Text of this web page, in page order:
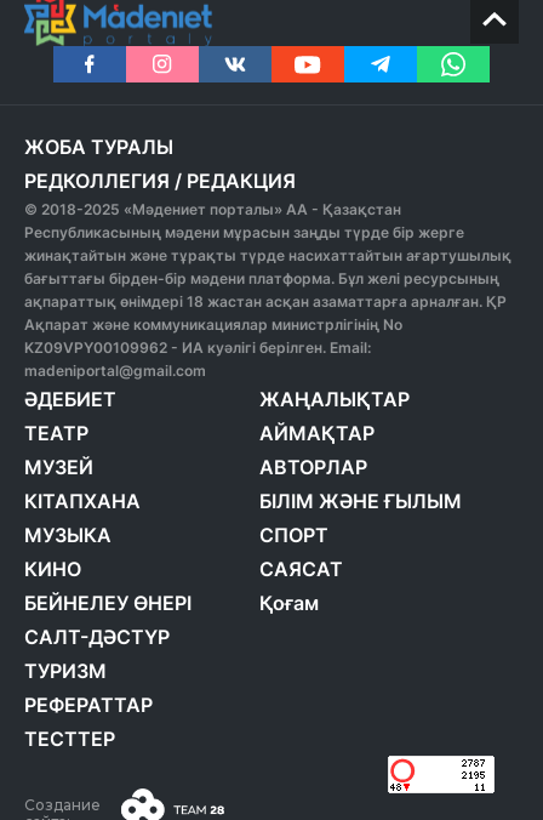
ЖОБА ТУРАЛЫ
РЕДКОЛЛЕГИЯ / РЕДАКЦИЯ
© 2018-2025 «Мәдениет порталы» АА - Қазақстан
Республикасының мәдени мұрасын заңды түрде бір жерге
жинақтайтын және тұрақты түрде насихаттайтын ағартушылық
бағыттағы бірден-бір мәдени платформа. Бұл желі ресурсының
ақпараттық өнімдері 18 жастан асқан азаматтарға арналған. ҚР
Ақпарат және коммуникациялар министрлігінің No
KZ09VPY00109962 - ИА куәлігі берілген. Email:
madeniportal@gmail.com
ӘДЕБИЕТ
ТЕАТР
МУЗЕЙ
КІТАПХАНА
МУЗЫКА
КИНО
БЕЙНЕЛЕУ ӨНЕРІ
САЛТ-ДӘСТҮР
ТУРИЗМ
РЕФЕРАТТАР
ТЕСТТЕР
ЖАҢАЛЫҚТАР
АЙМАҚТАР
АВТОРЛАР
БІЛІМ ЖӘНЕ ҒЫЛЫМ
СПОРТ
САЯСАТ
Қоғам
Создание